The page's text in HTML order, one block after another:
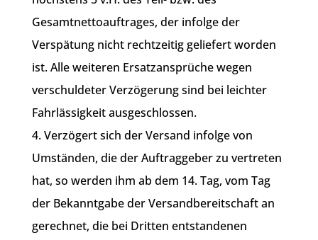
Gesamtnettoauftrages, der infolge der
Verspätung nicht rechtzeitig geliefert worden
ist. Alle weiteren Ersatzansprüche wegen
verschuldeter Verzögerung sind bei leichter
Fahrlässigkeit ausgeschlossen.
4. Verzögert sich der Versand infolge von
Umständen, die der Auftraggeber zu vertreten
hat, so werden ihm ab dem 14. Tag, vom Tag
der Bekanntgabe der Versandbereitschaft an
gerechnet, die bei Dritten entstandenen